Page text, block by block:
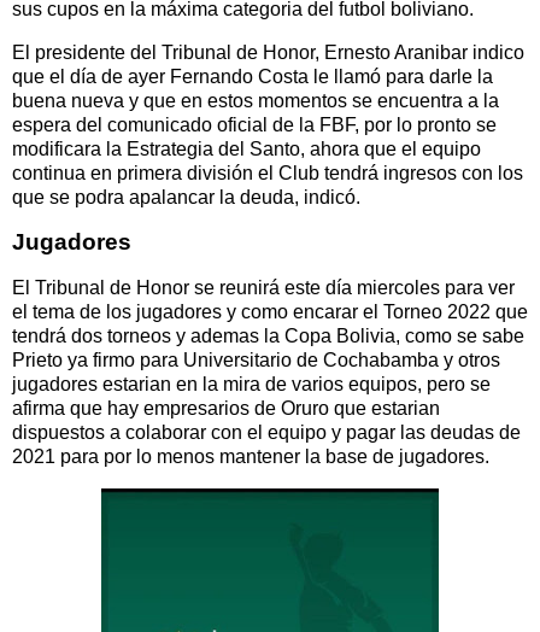
sus cupos en la máxima categoria del futbol boliviano.
El presidente del Tribunal de Honor, Ernesto Aranibar indico
que el día de ayer Fernando Costa le llamó para darle la
buena nueva y que en estos momentos se encuentra a la
espera del comunicado oficial de la FBF, por lo pronto se
modificara la Estrategia del Santo, ahora que el equipo
continua en primera división el Club tendrá ingresos con los
que se podra apalancar la deuda, indicó.
Jugadores
El Tribunal de Honor se reunirá este día miercoles para ver
el tema de los jugadores y como encarar el Torneo 2022 que
tendrá dos torneos y ademas la Copa Bolivia, como se sabe
Prieto ya firmo para Universitario de Cochabamba y otros
jugadores estarian en la mira de varios equipos, pero se
afirma que hay empresarios de Oruro que estarian
dispuestos a colaborar con el equipo y pagar las deudas de
2021 para por lo menos mantener la base de jugadores.